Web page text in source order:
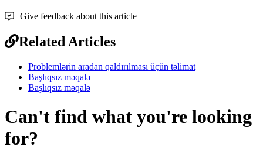
Give feedback about this article
Related Articles
Problemlərin aradan qaldırılması üçün təlimat
Başlıqsız məqalə
Başlıqsız məqalə
Can't find what you're looking
for?